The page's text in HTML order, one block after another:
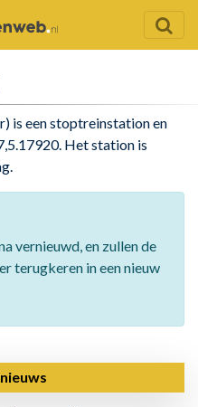
is een stoptreinstation en
Het station is
vernieuwd, en zullen de
terugkeren in een nieuw